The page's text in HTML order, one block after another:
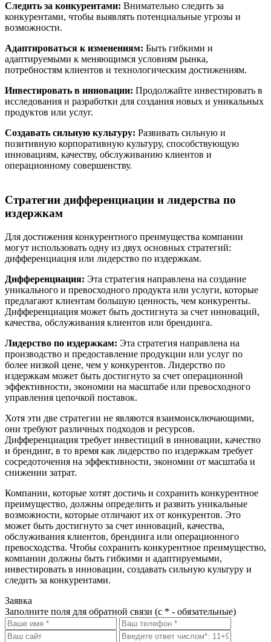
Следить за конкурентами: Внимательно следить за
конкурентами, чтобы выявлять потенциальные угрозы и
возможности.
Адаптироваться к изменениям: Быть гибкими и
адаптируемыми к меняющимся условиям рынка,
потребностям клиентов и технологическим достижениям.
Инвестировать в инновации: Продолжайте инвестировать в
исследования и разработки для создания новых и уникальных
продуктов или услуг.
Создавать сильную культуру: Развивать сильную и
позитивную корпоративную культуру, способствующую
инновациям, качеству, обслуживанию клиентов и
операционному совершенству.
Стратегии дифференциации и лидерства по
издержкам
Для достижения конкурентного преимущества компании
могут использовать одну из двух основных стратегий:
дифференциация или лидерство по издержкам.
Дифференциация: Эта стратегия направлена на создание
уникального и превосходного продукта или услуги, которые
предлагают клиентам большую ценность, чем конкуренты.
Дифференциация может быть достигнута за счет инноваций,
качества, обслуживания клиентов или брендинга.
Лидерство по издержкам: Эта стратегия направлена на
производство и предоставление продукции или услуг по
более низкой цене, чем у конкурентов. Лидерство по
издержкам может быть достигнуто за счет операционной
эффективности, экономии на масштабе или превосходного
управления цепочкой поставок.
Хотя эти две стратегии не являются взаимоисключающими,
они требуют различных подходов и ресурсов.
Дифференциация требует инвестиций в инновации, качество
и брендинг, в то время как лидерство по издержкам требует
сосредоточения на эффективности, экономии от масштаба и
снижении затрат.
Компании, которые хотят достичь и сохранить конкурентное
преимущество, должны определить и развить уникальные
возможности, которые отличают их от конкурентов. Это
может быть достигнуто за счет инноваций, качества,
обслуживания клиентов, брендинга или операционного
превосходства. Чтобы сохранить конкурентное преимущество,
компании должны быть гибкими и адаптируемыми,
инвестировать в инновации, создавать сильную культуру и
следить за конкурентами.
Заявка
Заполните поля для обратной связи (с * - обязательные)